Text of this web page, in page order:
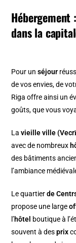
dans la
Pour unséjour
de vos envies, de
Riga offre ainsi un
goûts, que vous
Lavieille ville
avec de nombreux
des bâtiments
l’ambiance
Le quartierde
propose une large
l’hôtel boutique à
souvent à desprix